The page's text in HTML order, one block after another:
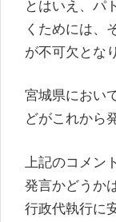
とはいえ、パ
くためには、
が不可欠とな
宮城県におい
どがこれから
上記のコメ
発言かどうか
行政代執行に